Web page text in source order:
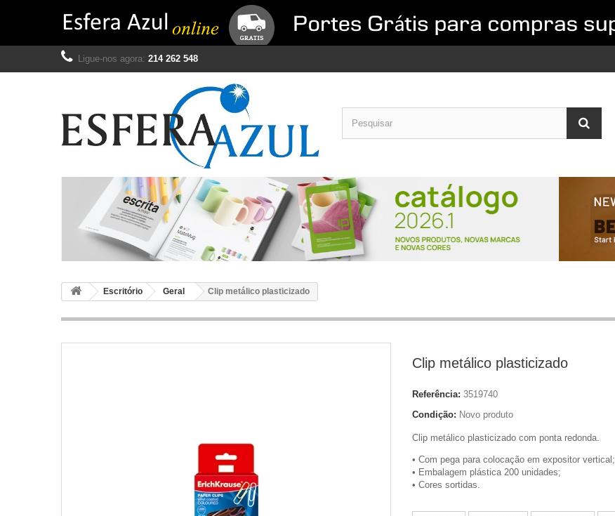
Ligue-nos agora: 214 262 548
Escritório Geral Clip metálico plasticizado
Clip metálico plasticizado
Referência: 3519740
Condição: Novo produto
Clip metálico plasticizado com ponta redonda.
• Com pega para colocação em expositor vertical;
• Embalagem plástica 200 unidades;
• Cores sortidas.